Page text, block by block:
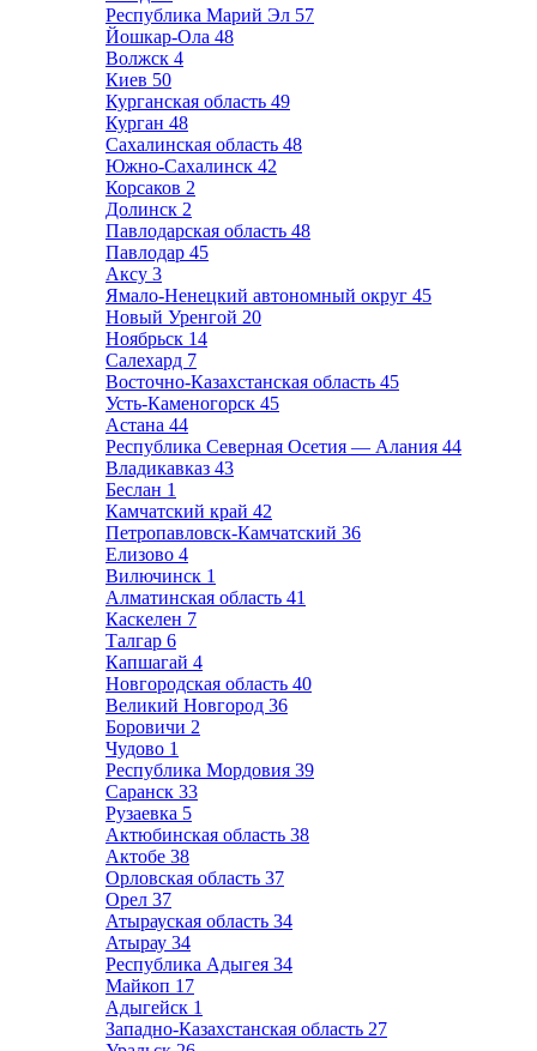
Республика Марий Эл 57
Йошкар-Ола 48
Волжск 4
Киев 50
Курганская область 49
Курган 48
Сахалинская область 48
Южно-Сахалинск 42
Корсаков 2
Долинск 2
Павлодарская область 48
Павлодар 45
Аксу 3
Ямало-Ненецкий автономный округ 45
Новый Уренгой 20
Ноябрьск 14
Салехард 7
Восточно-Казахстанская область 45
Усть-Каменогорск 45
Астана 44
Республика Северная Осетия — Алания 44
Владикавказ 43
Беслан 1
Камчатский край 42
Петропавловск-Камчатский 36
Елизово 4
Вилючинск 1
Алматинская область 41
Каскелен 7
Талгар 6
Капшагай 4
Новгородская область 40
Великий Новгород 36
Боровичи 2
Чудово 1
Республика Мордовия 39
Саранск 33
Рузаевка 5
Актюбинская область 38
Актобе 38
Орловская область 37
Орел 37
Атырауская область 34
Атырау 34
Республика Адыгея 34
Майкоп 17
Адыгейск 1
Западно-Казахстанская область 27